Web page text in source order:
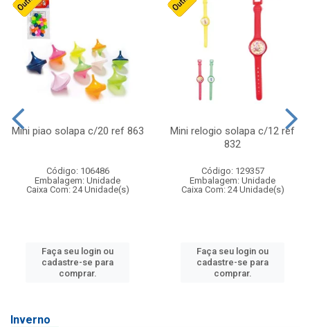
Mini piao solapa c/20 ref 863
Código: 106486
Embalagem: Unidade
Caixa Com: 24 Unidade(s)
Faça seu login ou
cadastre-se para
comprar.
Mini relogio solapa c/12 ref
832
Código: 129357
Embalagem: Unidade
Caixa Com: 24 Unidade(s)
Faça seu login ou
cadastre-se para
comprar.
Inverno